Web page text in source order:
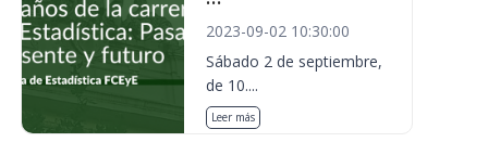
2023-09-02 10:30:00
Sábado 2 de septiembre,
de 10....
Leer más